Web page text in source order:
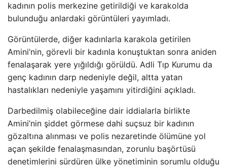
kadının polis merkezine getirildiği ve karakolda
bulunduğu anlardaki görüntüleri yayımladı.
Görüntülerde, diğer kadınlarla karakola getirilen
Amini’nin, görevli bir kadınla konuştuktan sonra aniden
fenalaşarak yere yığıldığı görüldü. Adli Tıp Kurumu da
genç kadının darp nedeniyle değil, altta yatan
hastalıkları nedeniyle yaşamını yitirdiğini açıkladı.
Darbedilmiş olabileceğine dair iddialarla birlikte
Amini’nin şiddet görmese dahi suçsuz bir kadının
gözaltına alınması ve polis nezaretinde ölümüne yol
açan şekilde fenalaşmasından, zorunlu başörtüsü
denetimlerini sürdüren ülke yönetiminin sorumlu olduğu